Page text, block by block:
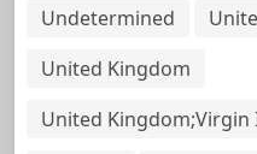
Undetermined
United Kingdom
United Kingdom;Virgin